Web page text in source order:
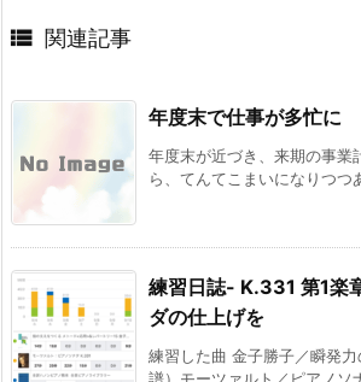
 関連記事
年度末で仕事が多忙に
年度末が近づき、来期の事業
ら、てんてこまいになりつつ
練習日誌- K.331 第1楽
ダの仕上げを
練習した曲 金子勝子／瞬発